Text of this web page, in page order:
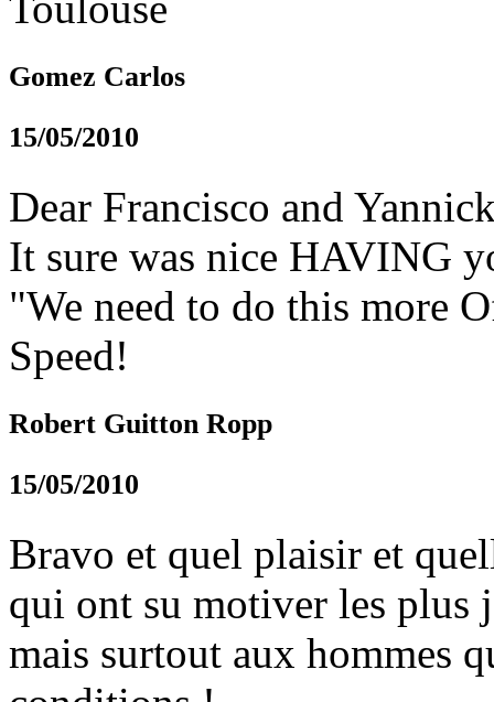
Gomez Carlos
15/05/2010
Dear Francisco and
It sure was nice HAVING
"We need to do this more
Speed!
Robert Guitton Ropp
15/05/2010
Bravo et quel plaisir et
qui ont su motiver les plus
mais surtout aux hommes